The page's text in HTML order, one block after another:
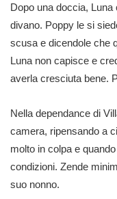
Dopo una doccia,
divano. Poppy le si
scusa e dicendole che
Luna non capisce e
averla cresciuta bene.
Nella dependance di
camera, ripensando a
molto in colpa e
condizioni. Zende
suo nonno.